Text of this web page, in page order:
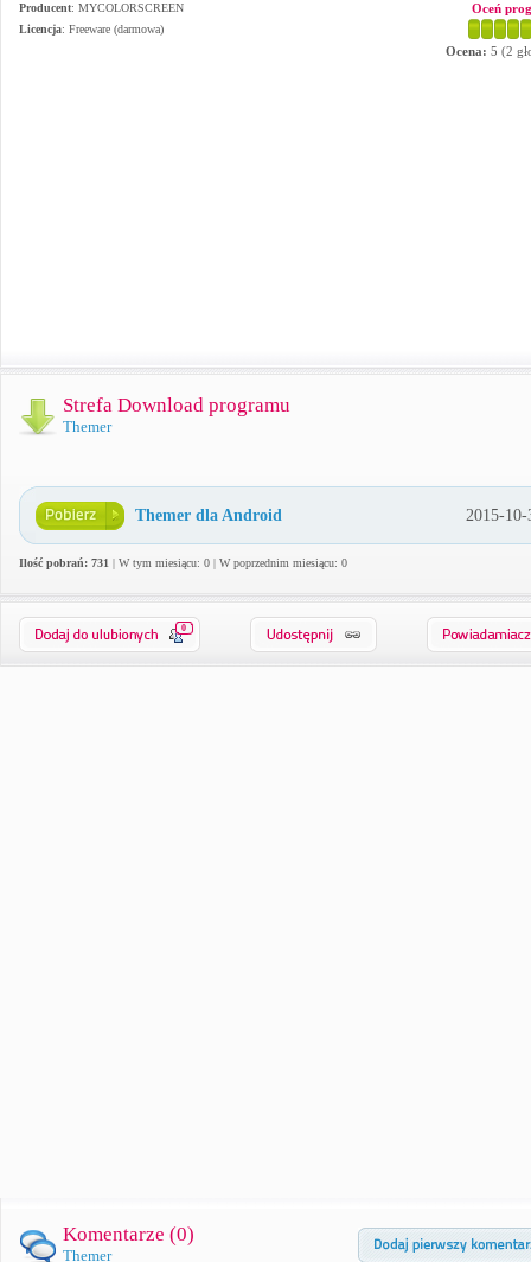
Producent: MYCOLORSCREEN
Licencja: Freeware (darmowa)
Oceń
Ocena: 5 (2
Strefa Download programu
Themer
Themer dla Android 2015-10-
Ilość pobrań: 731 | W tym miesiącu: 0 | W poprzednim miesiącu: 0
0
Komentarze (0)
Themer